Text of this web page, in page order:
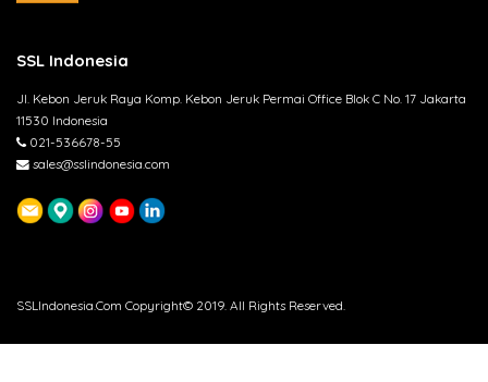
SSL Indonesia
Jl. Kebon Jeruk Raya Komp. Kebon Jeruk Permai Office Blok C No. 17 Jakarta
11530 Indonesia
021-536678-55
sales@sslindonesia.com
SSLIndonesia.Com Copyright© 2019. All Rights Reserved.